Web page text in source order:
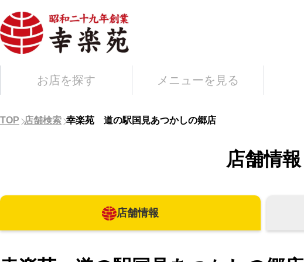
お店を探す メニューを見る
TOP 店舗検索 幸楽苑 道の駅国見あつかしの郷店
店舗情報
店舗情報